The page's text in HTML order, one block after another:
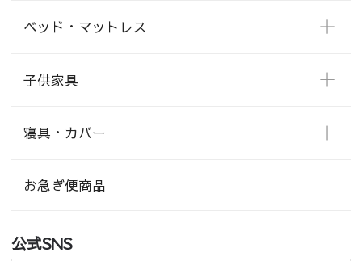
ベッド・マットレス
子供家具
寝具・カバー
お急ぎ便商品
公式SNS